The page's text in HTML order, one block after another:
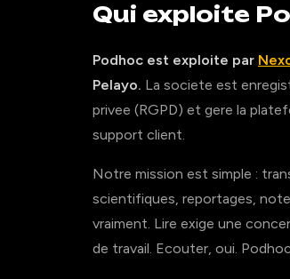
Qui exploite
Podhoc est exploite par
Pelayo. La societe est
privee (RGPD) et gere la
support client.
Notre mission est simple :
scientifiques, reportages,
vraiment. Lire exige une
de travail. Ecouter, oui.